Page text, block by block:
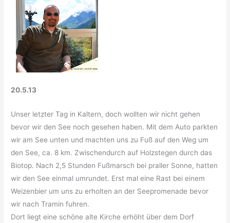
20.5.13
Unser letzter Tag in Kaltern, doch wollten wir nicht gehen
bevor wir den See noch gesehen haben. Mit dem Auto parkten
wir am See unten und machten uns zu Fuß auf den Weg um
den See, ca. 8 km. Zwischendurch auf Holzstegen durch das
Biotop. Nach 2,5 Stunden Fußmarsch bei praller Sonne, hatten
wir den See einmal umrundet. Erst mal eine Rast bei einem
Weizenbier um uns zu erholten an der Seepromenade bevor
wir nach Tramin fuhren.
Dort liegt eine schöne alte Kirche erhöht über dem Dorf